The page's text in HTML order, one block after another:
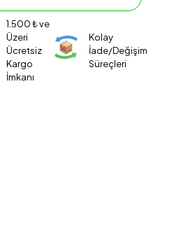
1.500 ₺ ve
Üzeri
Ücretsiz
Kargo
İmkanı
Kolay
İade/Değişim
Süreçleri